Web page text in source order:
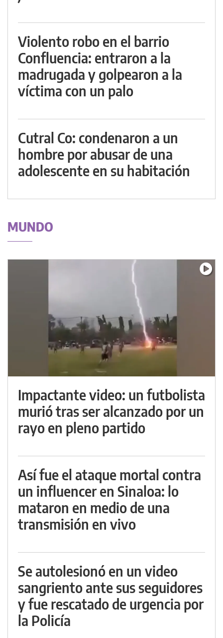
Violento robo en el barrio
Confluencia: entraron a la
madrugada y golpearon a la
víctima con un palo
Cutral Co: condenaron a un
hombre por abusar de una
adolescente en su habitación
MUNDO
Impactante video: un futbolista
murió tras ser alcanzado por un
rayo en pleno partido
Así fue el ataque mortal contra
un influencer en Sinaloa: lo
mataron en medio de una
transmisión en vivo
Se autolesionó en un video
sangriento ante sus seguidores
y fue rescatado de urgencia por
la Policía